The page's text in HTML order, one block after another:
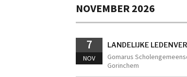
NOVEMBER 2026
7
NOV
LANDELIJKE
Gomarus
Gorinchem